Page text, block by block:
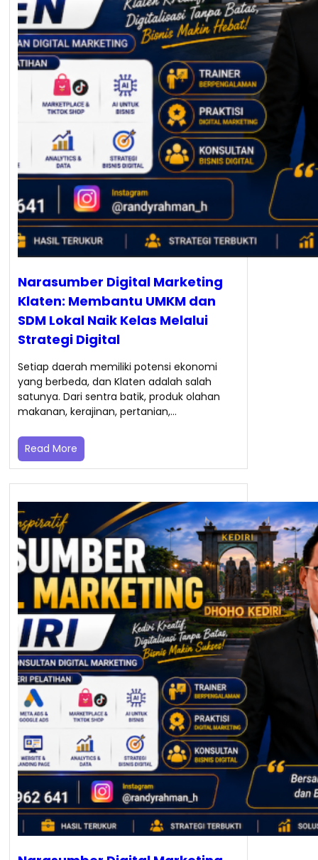
Narasumber Digital Marketing
Klaten: Membantu UMKM dan
SDM Lokal Naik Kelas Melalui
Strategi Digital
Setiap daerah memiliki potensi ekonomi
yang berbeda, dan Klaten adalah salah
satunya. Dari sentra batik, produk olahan
makanan, kerajinan, pertanian,…
Read More